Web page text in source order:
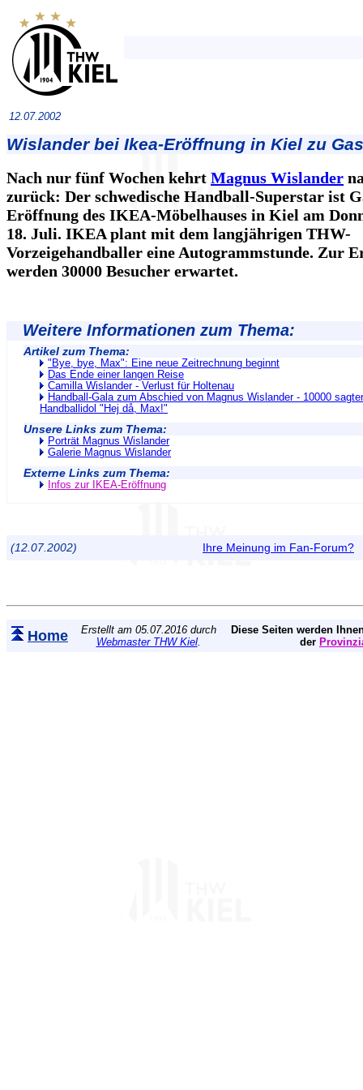
12.07.2002
Wislander bei Ikea-Eröffnung in Kiel zu
Nach nur fünf Wochen kehrt Magnus Wislander
zurück: Der schwedische Handball-Superstar ist
Eröffnung des IKEA-Möbelhauses in Kiel am
18. Juli. IKEA plant mit dem langjährigen THW-
Vorzeigehandballer eine Autogrammstunde. Zur
werden 30000 Besucher erwartet.
Weitere Informationen zum Thema:
Artikel zum Thema:
"Bye, bye, Max": Eine neue Zeitrechnung beginnt
Das Ende einer langen Reise
Camilla Wislander - Verlust für Holtenau
Handball-Gala zum Abschied von Magnus Wislander - 10000
Handballidol "Hej då, Max!"
Unsere Links zum Thema:
Porträt Magnus Wislander
Galerie Magnus Wislander
Externe Links zum Thema:
Infos zur IKEA-Eröffnung
(12.07.2002) Ihre Meinung im Fan-Forum?
Home
Erstellt am 05.07.2016 durch
Webmaster THW Kiel.
Diese Seiten werden
der